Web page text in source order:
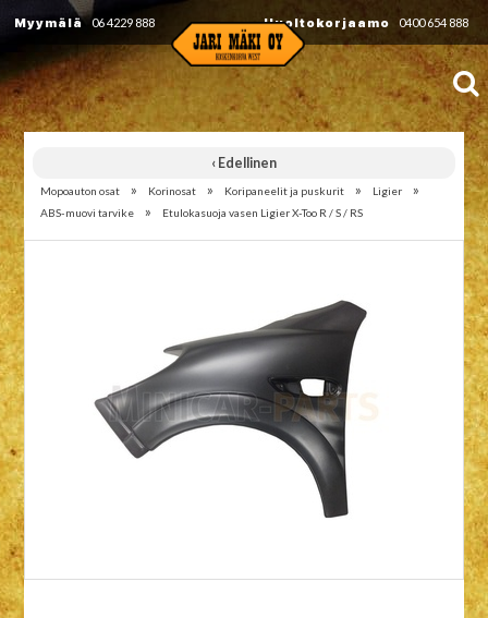
Myymälä 06 4229 888 Huoltokorjaamo 0400 654 888
‹ Edellinen
Mopoauton osat » Korinosat » Koripaneelit ja puskurit » Ligier »
ABS-muovi tarvike » Etulokasuoja vasen Ligier X-Too R / S / RS